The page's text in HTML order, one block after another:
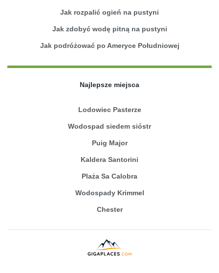
Jak rozpalić ogień na pustyni
Jak zdobyć wodę pitną na pustyni
Jak podróżować po Ameryce Południowej
Najlepsze miejsca
Lodowiec Pasterze
Wodospad siedem sióstr
Puig Major
Kaldera Santorini
Plaża Sa Calobra
Wodospady Krimmel
Chester